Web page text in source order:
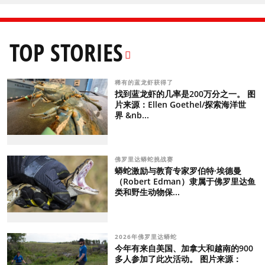
TOP STORIES
稀有的蓝龙虾获得了
找到蓝龙虾的几率是200万分之一。 图
片来源：Ellen Goethel/探索海洋世
界 &nb...
佛罗里达蟒蛇挑战赛
蟒蛇激励与教育专家罗伯特·埃德曼
（Robert Edman）隶属于佛罗里达鱼
类和野生动物保...
2026年佛罗里达蟒蛇
今年有来自美国、加拿大和越南的900
多人参加了此次活动。 图片来源：